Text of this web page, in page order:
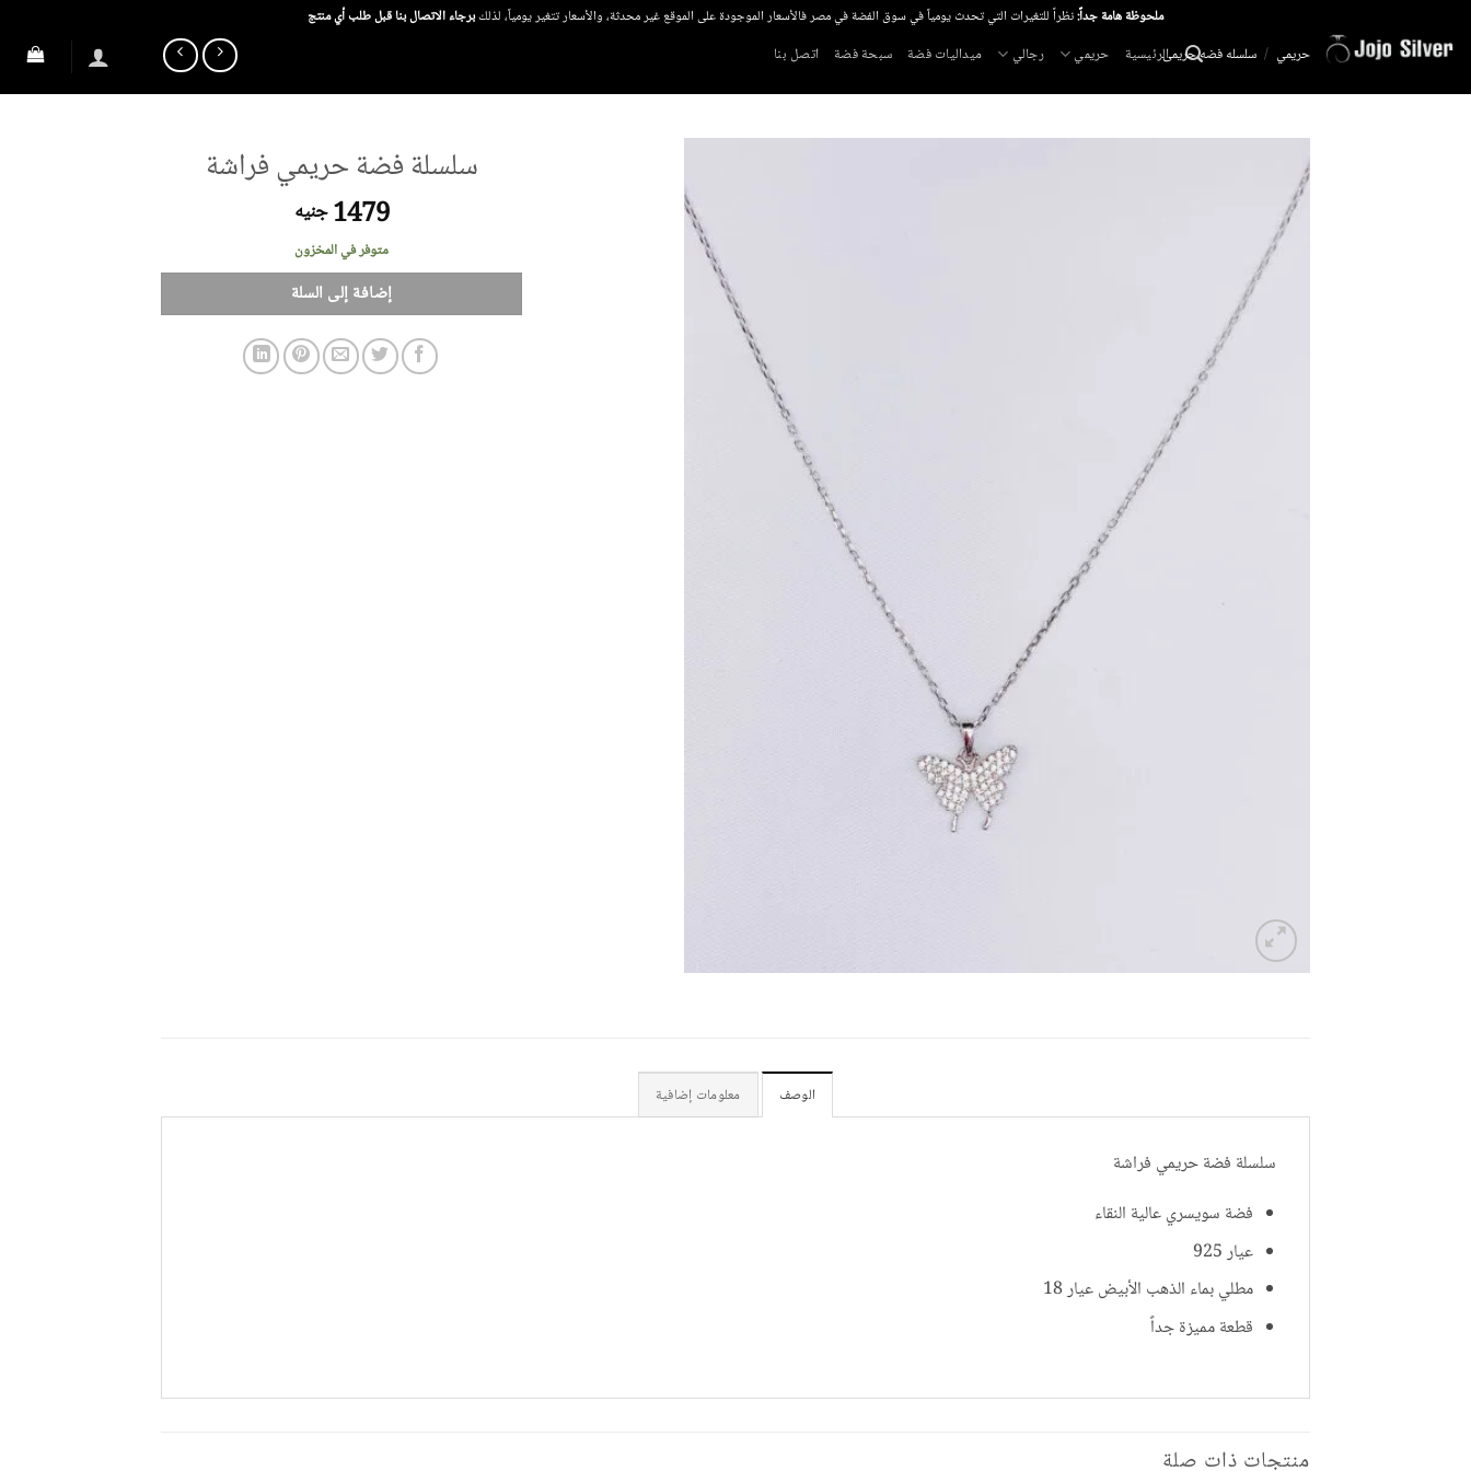
للمحتوى
ملحوظة هامة جداً:نظراً للتغيرات التي تحدث يومياً في سوق الفضة في مصر فالأسعار الموجودة على الموقع غير محدثة، والأسعار تتغير يومياً، لذلكبرجاء الاتصال بنا قبل طلب أي منتج
الرئيسية حريمي رجالي ميداليات فضة سبحة فضة اتصل بنا حريمي / سلسله فضه حريمى
سلسلة فضة حريمي فراشة
1479 جنيه
متوفر في المخزون
إضافة إلى السلة
الوصف معلومات إضافية
سلسلة فضة حريمي فراشة
فضة سويسري عالية النقاء
عيار 925
مطلي بماء الذهب الأبيض عيار 18
قطعة مميزة جداً
منتجات ذات صلة